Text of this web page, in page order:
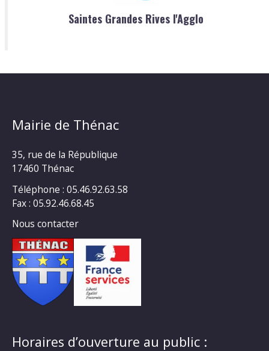
Saintes Grandes Rives l'Agglo
Mairie de Thénac
35, rue de la République
17460 Thénac
Téléphone : 05.46.92.63.58
Fax : 05.92.46.68.45
Nous contacter
Horaires d’ouverture au public :